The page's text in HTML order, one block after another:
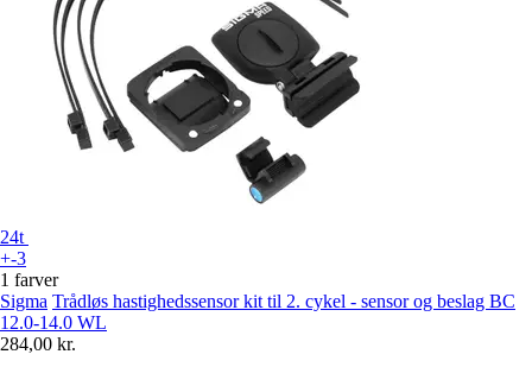
24t
+-3
1 farver
Sigma Trådløs hastighedssensor kit til 2. cykel - sensor og beslag BC
12.0-14.0 WL
284,00 kr.